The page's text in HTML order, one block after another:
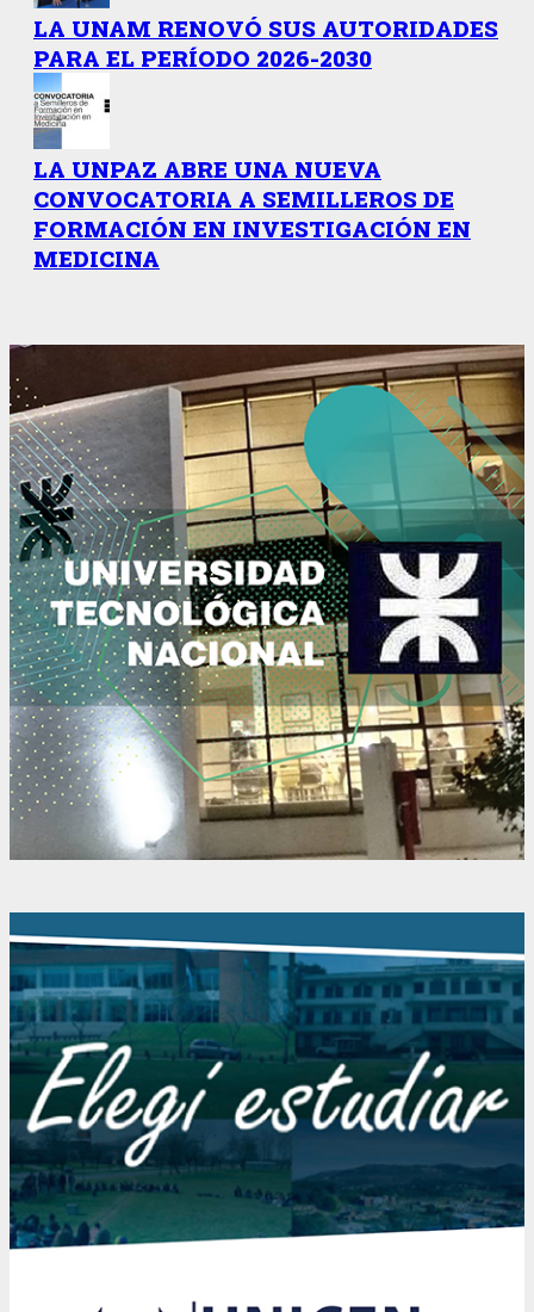
LA UNAM RENOVÓ SUS AUTORIDADES
PARA EL PERÍODO 2026-2030
LA UNPAZ ABRE UNA NUEVA
CONVOCATORIA A SEMILLEROS DE
FORMACIÓN EN INVESTIGACIÓN EN
MEDICINA